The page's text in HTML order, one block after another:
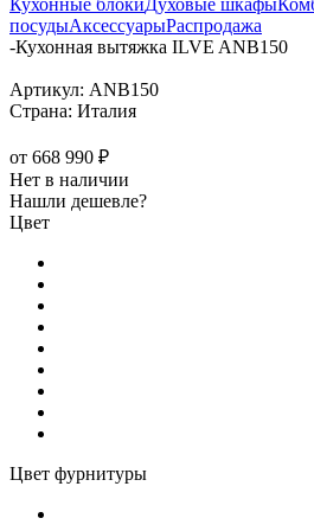
посудыАксессуарыРаспродажа
-Кухонная вытяжка ILVE ANB150
Артикул: ANB150
Страна: Италия
от 668 990 ₽
Нет в наличии
Нашли дешевле?
Цвет
Цвет фурнитуры